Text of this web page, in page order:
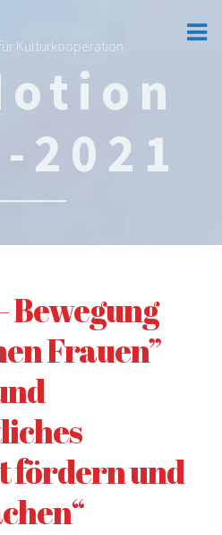
Kulturkooperation
2021
Bewegung
Frauen”
fördern und